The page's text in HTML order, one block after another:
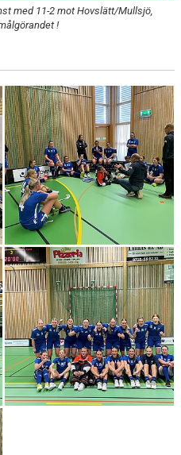
med 11-2 mot Hovslätt/Mullsjö,
!